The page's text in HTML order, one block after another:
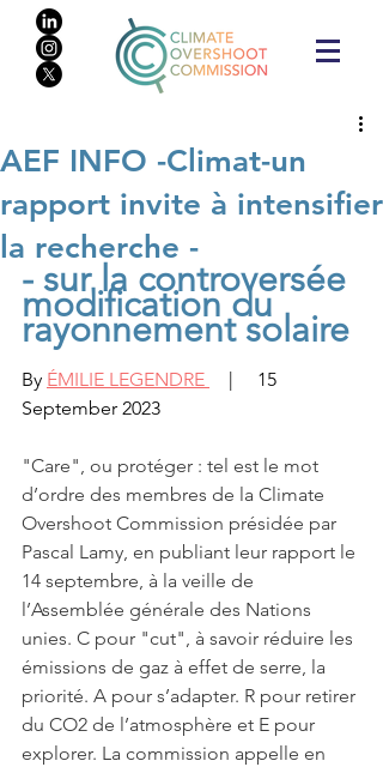
AEF INFO -Climat-un
rapport invite à intensifier
la recherche -
- sur la controversée
modification du
rayonnement solaire
By ÉMILIE LEGENDRE
    |     15
September 2023
"Care", ou protéger : tel est le mot
d’ordre des membres de la Climate
Overshoot Commission présidée par
Pascal Lamy, en publiant leur rapport le
14 septembre, à la veille de
l’Assemblée générale des Nations
unies. C pour "cut", à savoir réduire les
émissions de gaz à effet de serre, la
priorité. A pour s’adapter. R pour retirer
du CO2 de l’atmosphère et E pour
explorer. La commission appelle en